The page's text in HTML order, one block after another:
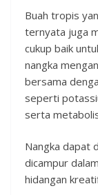
Buah tropis
ternyata juga
cukup baik
nangka
bersama
seperti
serta
Nangka dapat
dicampur
hidangan